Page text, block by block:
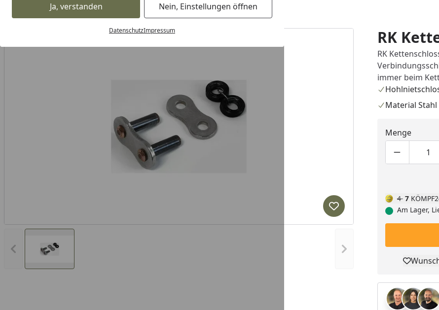
Ja, verstanden Nein, Einstellungen öffnen
DatenschutzImpressum
Rk Kettenschlösser RK Kettenschloss 520XRE
Vorheriges Bild anzeigen Nächstes Bild anzeigen
Produkt zur Wunschliste
RK
RK
immer beim
Material Stahl
Menge
4 7
Am Lager,